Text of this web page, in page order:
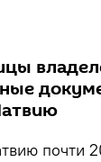
почти